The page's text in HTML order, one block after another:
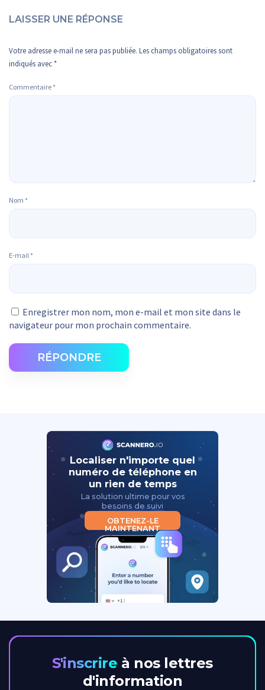
LAISSER UNE RÉPONSE
Votre adresse e-mail ne sera pas publiée. Les champs obligatoires sont
indiqués avec *
Commentaire *
Nom *
E-mail *
Enregistrer mon nom, mon e-mail et mon site dans le
navigateur pour mon prochain commentaire.
RÉPONDRE
Localiser n'importe quel
numéro de téléphone en
un rien de temps
La solution ultime pour vos
besoins de suivi
OBTENEZ-LE
MAINTENANT
S'inscrire à nos lettres
d'information